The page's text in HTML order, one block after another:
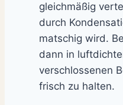
gleichmäßig
durch
matschig wird.
dann in
verschlossenen
frisch zu halten.